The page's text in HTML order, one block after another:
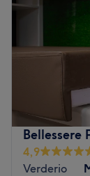
Sabato
Domenica
Luca Scotti
1, a Solza in
Luca Scotti,
il suo staff
accogliere la
Bellessere
4,9
Verderio